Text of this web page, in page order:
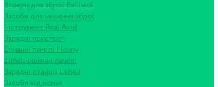
Вішери для зброї Ballistol
Засоби для чищення зброї
Інструмент Real Avid
Зарядні пристрої
Сонячні панелі Houny
Litheli сонячні панелі
Зарядні станції Litheli
Засоби від комах